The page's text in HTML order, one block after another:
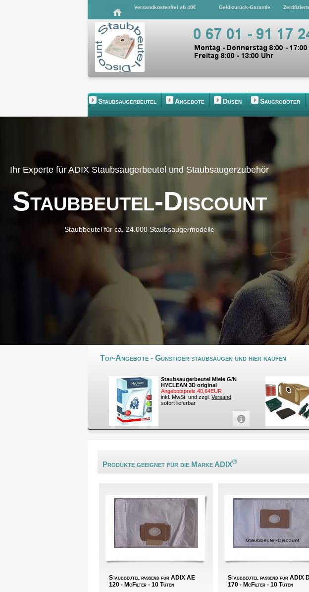
Versandkostenfrei ab 40€ Geld-zurück-Garantie
Staubsaugerbeutel Angebote Düsen Saugroboter
Ihr Experte für ADIX Staubsaugerbeutel und Staubsaugerzubehör
Staubbeutel-Discount
Staubbeutel für ca. 24.000 Staubsaugermodelle
Top-Angebote - Günstiger staubsaugen und hier kaufen
Staubsaugerbeutel Miele G/N
HYCLEAN 3D original
Angebotspreis 40,64EUR
inkl. MwSt. und zzgl. Versand
sofort lieferbar
Produkte geeignet für die Marke ADIX®
Staubbeutel passend für ADIX AE
120 - McFilter - 10 Tüten
Staubbeutel passend für ADIX
170 - McFilter - 10 Tüten